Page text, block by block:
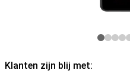
Klanten zijn blij met: